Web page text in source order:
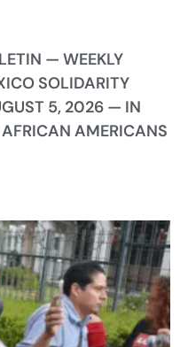
— WEEKLY
SOLIDARITY
5, 2026 — IN
AMERICANS